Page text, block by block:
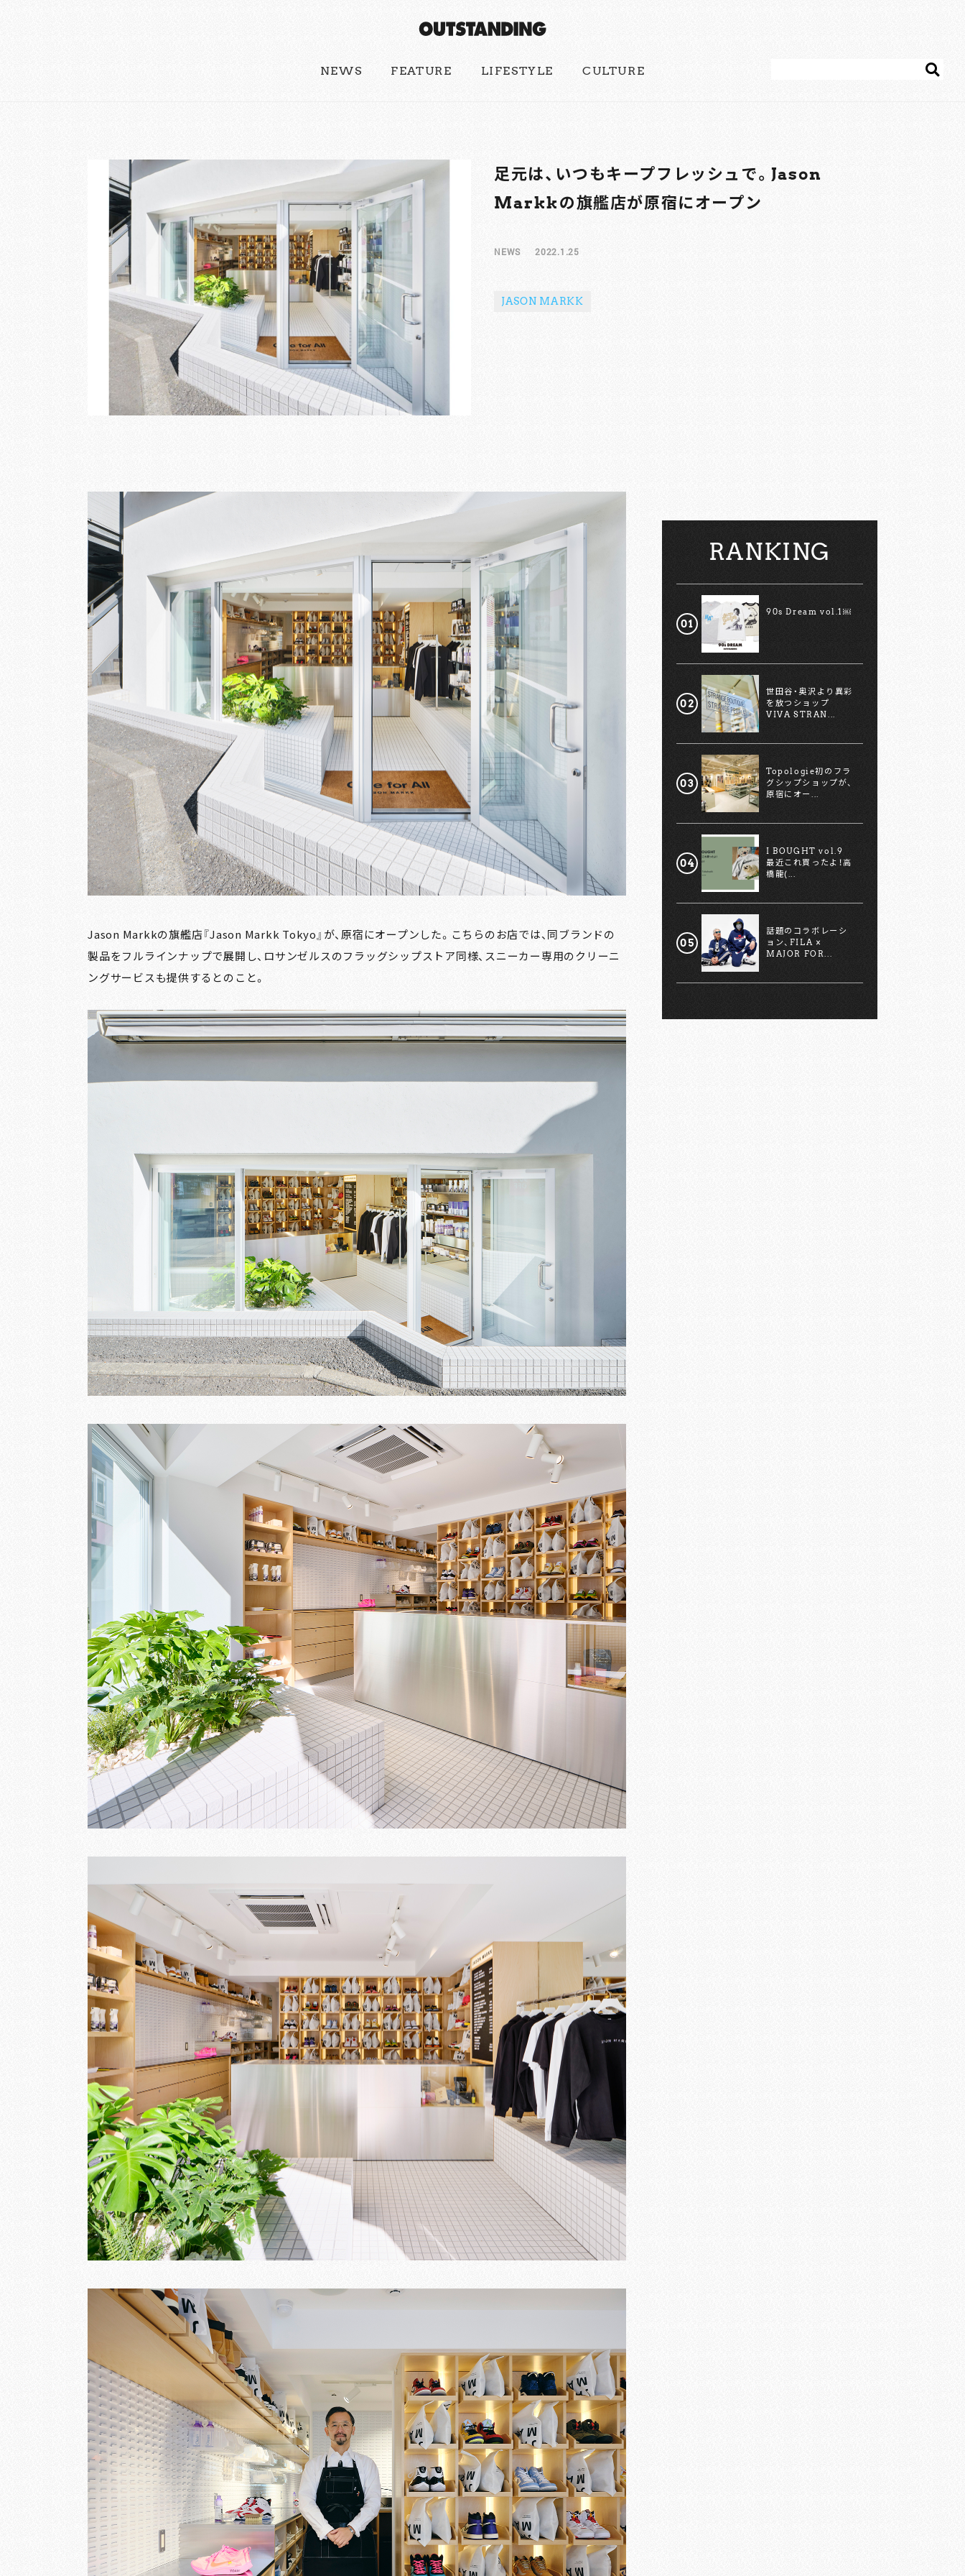
NEWS FEATURE LIFESTYLE CULTURE
足元は、いつもキープフレッシュで。Jason
Markkの旗艦店が原宿にオープン
NEWS 2022.1.25
JASON MARKK
Jason Markkの旗艦店『Jason Markk Tokyo』が、原宿にオープンした。こちらのお店では、同ブランドの
製品をフルラインナップで展開し、ロサンゼルスのフラッグシップストア同様、スニーカー専用のクリーニ
ングサービスも提供するとのこと。
RANKING
90s Dream vol.1￼
世田谷・奥沢より異彩
を放つショップ
VIVA STRAN...
Topologie初のフラ
グシップショップが、
原宿にオー...
I BOUGHT vol.9
最近これ買ったよ！高
橋龍(...
話題のコラボレーシ
ョン、FILA ×
MAJOR FOR...